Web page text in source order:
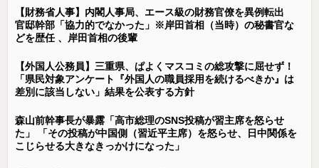
【財務省人事】内閣人事局、エース級の財務官僚を異例転出
官邸幹部「協力的でなかった」※岸田首相（当時）の秘書官な
どを歴任 、岸田首相の後輩
【外国人公務員】三重県、ぱよくマスコミの総攻撃に屈せず！
「県民対象アンケート『外国人の職員採用を続けるべきか』は
差別に該当しない」結果を公表する方針
森山前幹事長が暴露「高市総理のSNS投稿が習主席を怒らせ
た」 「その投稿が中国側（習近平主席）を怒らせ、日中関係を
こじらせる大きなきっかけになった」